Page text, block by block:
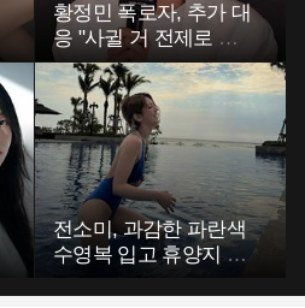
황정민 폭로자, 추가 대
응 "사귈 거 전제로 하
고…"
전소미, 과감한 파란색
수영복 입고 휴양지 포